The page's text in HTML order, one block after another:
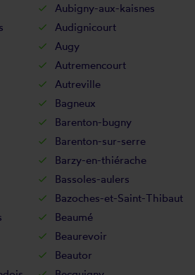
Aubigny-aux-kaisnes
Audignicourt
Augy
Autremencourt
Autreville
Bagneux
Barenton-bugny
Barenton-sur-serre
Barzy-en-thiérache
Bassoles-aulers
Bazoches-et-Saint-Thibaut
Beaumé
Beaurevoir
Beautor